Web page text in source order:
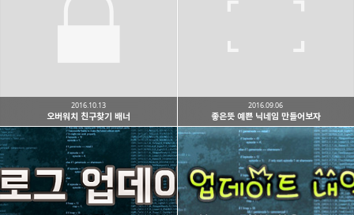
오버워치 친구찾기 배너
2016.10.13
좋은뜻 예쁜 닉네임 만들어보자
2016.09.06